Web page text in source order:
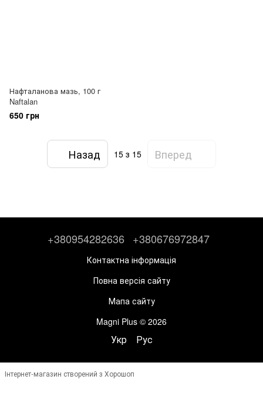
Нафталанова мазь, 100 г
Naftalan
650 грн
Назад 15 з 15 Вперед
+380954282636 +380676972847
Контактна інформація
Повна версія сайту
Мапа сайту
Magni Plus © 2026
Укр Рус
Інтернет-магазин створений з Хорошоп